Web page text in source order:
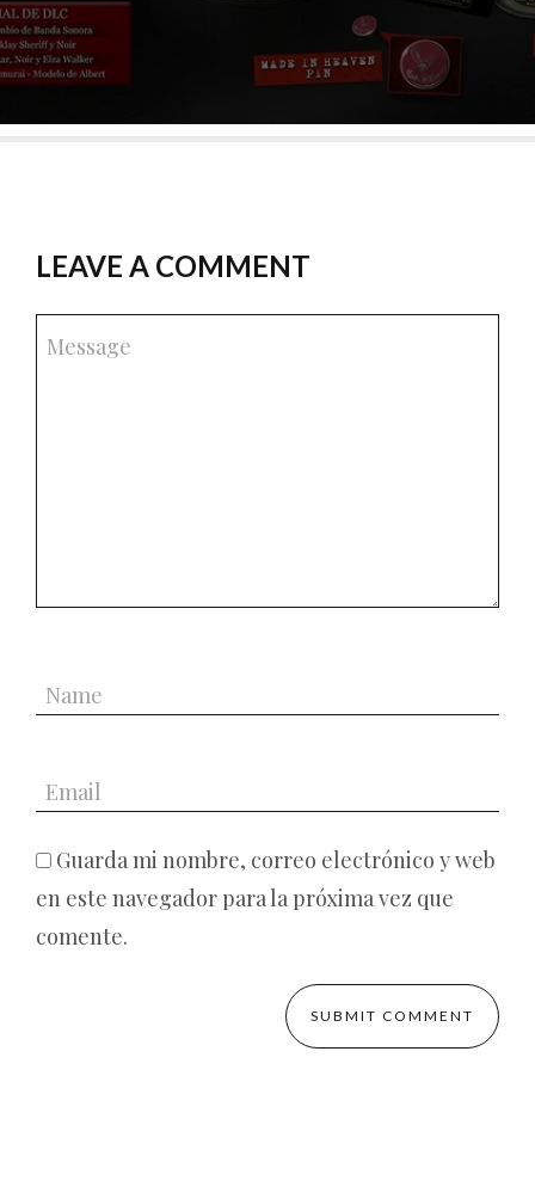
LEAVE A COMMENT
Guarda mi nombre, correo electrónico y web
en este navegador para la próxima vez que
comente.